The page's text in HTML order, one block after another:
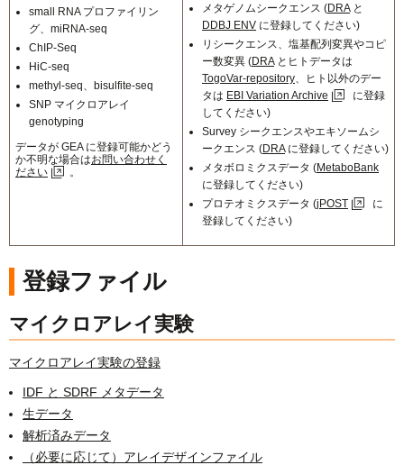
small RNA プロファイリン
グ、miRNA-seq
ChIP-Seq
HiC-seq
methyl-seq、bisulfite-seq
SNP マイクロアレイ
genotyping
データが GEA に登録可能かどう
か不明な場合はお問い合わせく
ださい
。
メタゲノムシークエンス (DRAと
DDBJ ENV に登録してください)
リシークエンス、塩基配列変異やコピ
ー数変異 (DRAとヒトデータは
TogoVar-repository、ヒト以外のデー
タは EBI Variation Archive
に登録
してください)
Survey シークエンスやエキソームシ
ークエンス (DRAに登録してください)
メタボロミクスデータ (MetaboBank
に登録してください)
プロテオミクスデータ (jPOST
に
登録してください)
登録ファイル
マイクロアレイ実験
マイクロアレイ実験の登録
IDF と SDRF メタデータ
生データ
解析済みデータ
（必要に応じて）アレイデザインファイル